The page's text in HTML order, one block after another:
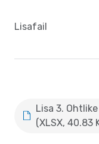
Lisafail
Lisa 3.
(XLSX, 40.83